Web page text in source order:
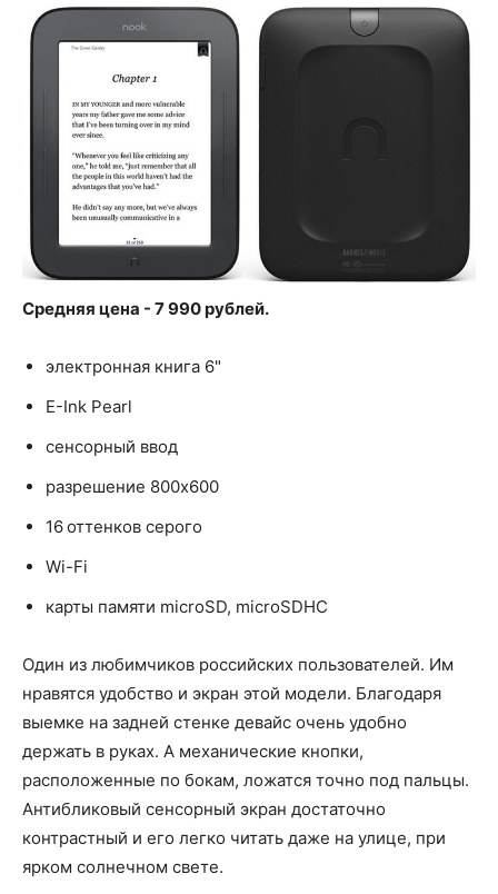
Средняя цена - 7 990 рублей.
электронная книга 6"
E-Ink Pearl
сенсорный ввод
разрешение 800x600
16 оттенков серого
Wi-Fi
карты памяти microSD, microSDHC
Один из любимчиков российских пользователей. Им
нравятся удобство и экран этой модели. Благодаря
выемке на задней стенке девайс очень удобно
держать в руках. А механические кнопки,
расположенные по бокам, ложатся точно под пальцы.
Антибликовый сенсорный экран достаточно
контрастный и его легко читать даже на улице, при
ярком солнечном свете.